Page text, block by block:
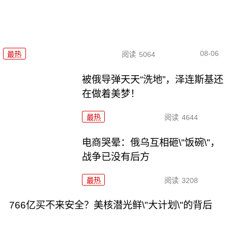
最热 阅读 5064 08-06
被俄导弹天天“洗地”，泽连斯基还
在做着美梦！
最热 阅读 4644
电商哭晕：俄乌互相砸\"饭碗\"，
战争已没有后方
最热 阅读 3208
766亿买不来安全？美核潜光鲜\"大计划\"的背后